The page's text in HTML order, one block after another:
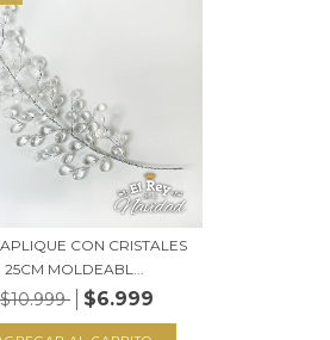
CON CRISTALES
25CM MOLDEABL...
$10.999 $6.999